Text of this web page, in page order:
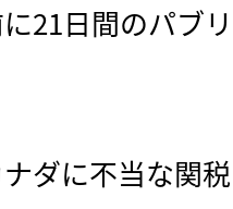
21日間のパブ
ダに不当な関